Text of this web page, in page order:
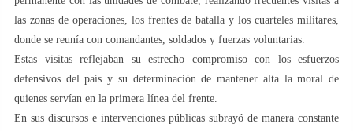
las zonas de operaciones, los frentes de batalla y los cuarteles militares,
donde se reunía con comandantes, soldados y fuerzas voluntarias.
Estas visitas reflejaban su estrecho compromiso con los esfuerzos
defensivos del país y su determinación de mantener alta la moral de
quienes servían en la primera línea del frente.
En sus discursos e intervenciones públicas subrayó de manera constante